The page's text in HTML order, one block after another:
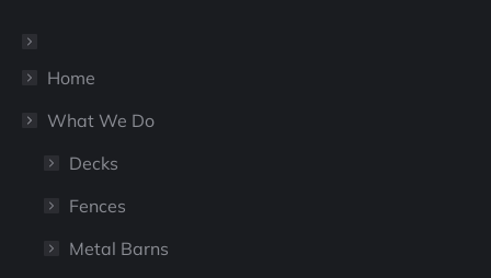
windowwindow
Home
What We Do
Decks
Fences
Metal Barns